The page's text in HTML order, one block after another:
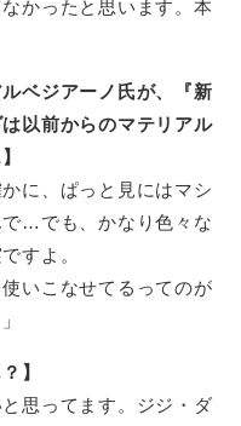
かったと思います。本
ベジアーノ氏が、『新
以前からのマテリアル
に、ぱっと見にはマシ
…でも、かなり色々な
すよ。
いこなせてるってのが
】
思ってます。ジジ・ダ